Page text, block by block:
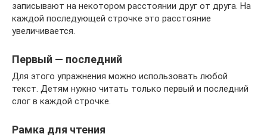
записывают на некотором расстоянии друг от друга. На
каждой последующей строчке это расстояние
увеличивается.
Первый — последний
Для этого упражнения можно использовать любой
текст. Детям нужно читать только первый и последний
слог в каждой строчке.
Рамка для чтения